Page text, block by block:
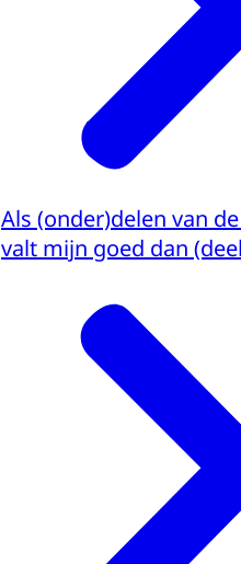
Als (onder)delen van
valt mijn goed dan